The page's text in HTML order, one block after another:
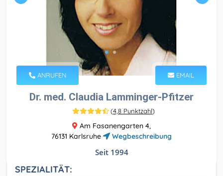
ANRUFEN EMAIL
Dr. med. Claudia Lamminger-Pfitzer
(4,8 Punktzahl)
Am Fasanengarten 4,
76131 Karlsruhe
Wegbeschreibung
Seit 1994
SPEZIALITÄT: